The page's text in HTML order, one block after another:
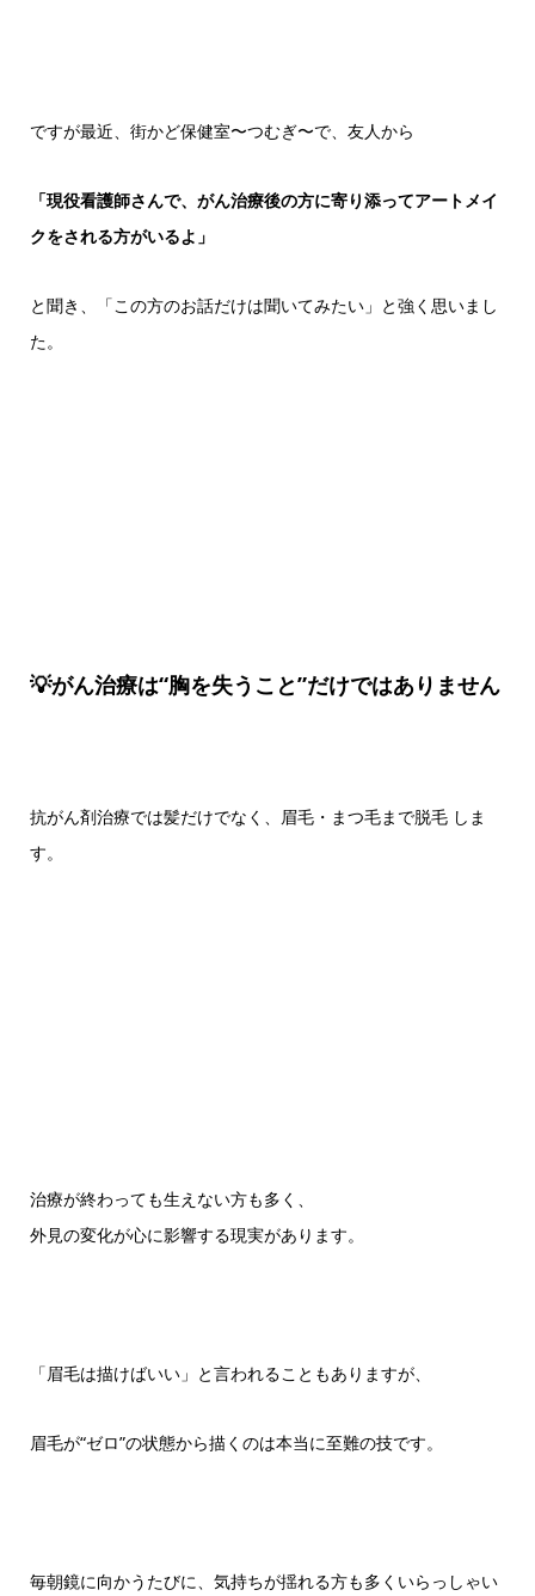
ですが最近、街かど保健室〜つむぎ〜で、友人から
「現役看護師さんで、がん治療後の方に寄り添ってアートメイ
クをされる方がいるよ」
と聞き、「この方のお話だけは聞いてみたい」と強く思いまし
た。
💡がん治療は“胸を失うこと”だけではありません
抗がん剤治療では髪だけでなく、眉毛・まつ毛まで脱毛 しま
す。
治療が終わっても生えない方も多く、
外見の変化が心に影響する現実があります。
「眉毛は描けばいい」と言われることもありますが、
眉毛が“ゼロ”の状態から描くのは本当に至難の技です。
毎朝鏡に向かうたびに、気持ちが揺れる方も多くいらっしゃい